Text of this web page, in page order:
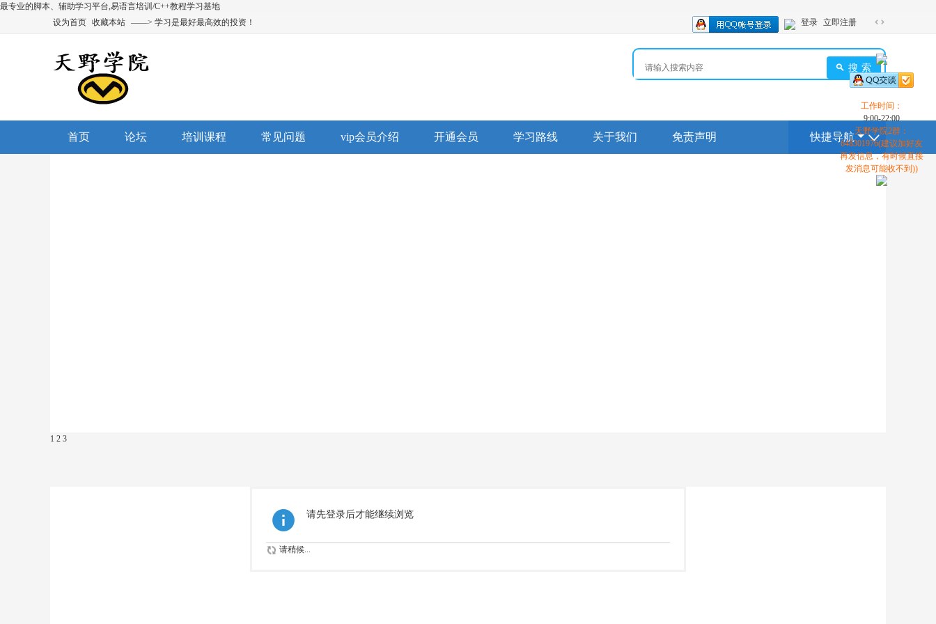
最专业的脚本、辅助学习平台,易语言培训/C++教程学习基地
设为首页 收藏本站 ——> 学习是最好最高效的投资！
换
到
宽
版
登录 立即注册
搜索
首页 论坛 培训课程 常见问题 vip会员介绍 开通会员 学习路线 关于我们 免责声明 快捷导航
1 2 3
请先登录后才能继续浏览
请稍候...
工作时间：
9:00-22:00
天野学院2群：
648301976(建议加好友
再发信息，有时候直接
发消息可能收不到))